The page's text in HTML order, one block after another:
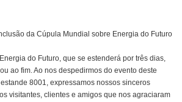
do Futuro, que se estenderá por três dias,
ao fim. Ao nos despedirmos do evento deste
8001, expressamos nossos sinceros
visitantes, clientes e amigos que nos agraciaram